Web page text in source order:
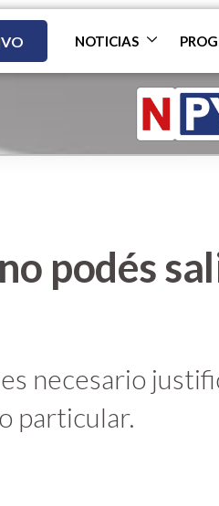
NOTICIAS
podés
necesario
particular.